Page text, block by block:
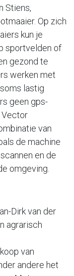
Stiens,
Op zich
kun je
sportvelden of
gezond te
werken met
lastig
geen gps-
Vector
van
de machine
en de
omgeving.
Dirk van der
agrarisch
van
andere het